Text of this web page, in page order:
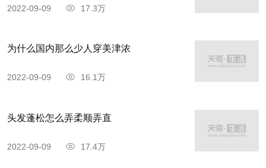
2022-09-09 17.3万
为什么国内那么少人穿美津浓
2022-09-09 16.1万
头发蓬松怎么弄柔顺弄直
2022-09-09 17.4万